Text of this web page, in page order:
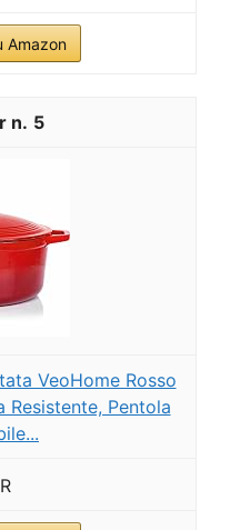
Amazon
5
VeoHome Rosso
Pentola